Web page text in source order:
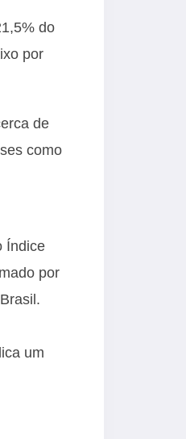
do
por
de
como
Índice
por
um